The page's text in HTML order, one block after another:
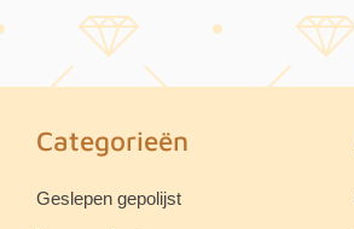
Categorieën
Geslepen gepolijst